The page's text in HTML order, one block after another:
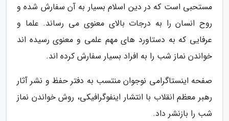
مستحبی است که در دین اسلام بسیار به آن سفارش شده و
روح انسان را به درجات بالای معنوی می رساند. علما و
عرفایی که به دستاورد های مهم علمی و معنوی رسیده اند
خواندن نماز شب را به افراد بسیار سفارش کرده اند.
صفحه اینستاگرامی نوجوان منتسب به دفتر حفظ و نشر آثار
رهبر معظم انقلاب با انتشار اینفوگرافیکی، روش خواندن نماز
شب را بازنشر داد.